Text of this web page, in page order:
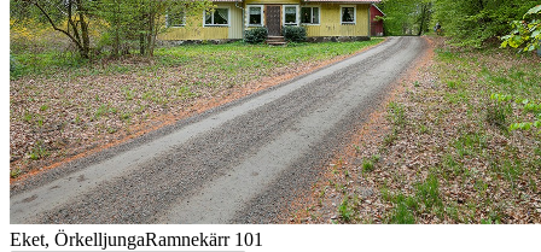
Eket, ÖrkelljungaRamnekärr 101